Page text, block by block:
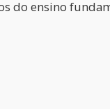
do ensino